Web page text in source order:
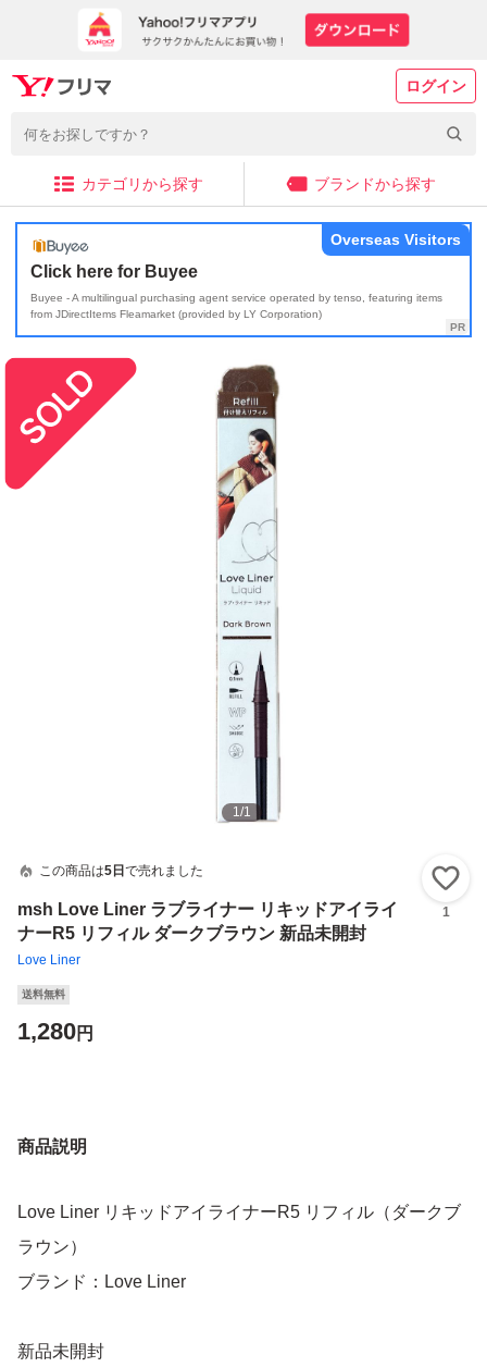
ログイン
カテゴリから探す ブランドから探す
Click here for Buyee
Buyee - A multilingual purchasing agent service operated by tenso, featuring items
from JDirectItems Fleamarket (provided by LY Corporation)
Overseas Visitors
1/1
この商品は5日 で売れました
msh Love Liner ラブライナー リキッドアイライ
ナーR5 リフィル ダークブラウン 新品未開封
Love Liner
1
送料無料
1,280円
商品説明
Love Liner リキッドアイライナーR5 リフィル（ダークブ
ラウン）
ブランド：Love Liner
新品未開封